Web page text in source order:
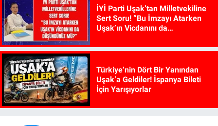
İYİ Parti Uşak’tan Milletvekiline
Sert Soru! “Bu İmzayı Atarken
Uşak’ın Vicdanını da
Türkiye’nin Dört Bir Yanından
Uşak’a Geldiler! İspanya Bileti
İçin Yarışıyorlar